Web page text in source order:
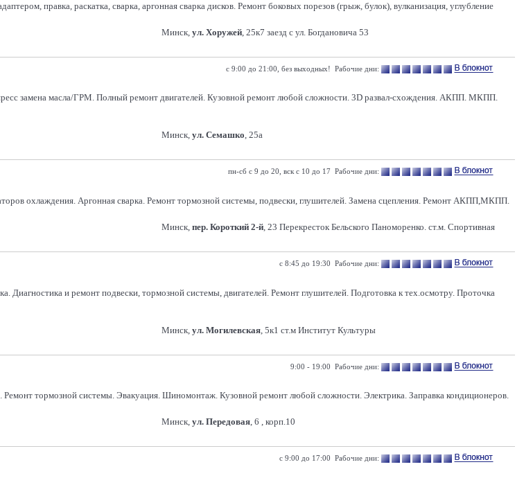
правка, раскатка, сварка, аргонная сварка дисков. Ремонт боковых порезов (грыж, булок), вулканизация, углубление
Минск, ул. Хоружей, 25к7 заезд с ул. Богдановича 53
с 9:00 до 21:00, без выходных! Рабочие дни:
замена масла/ГРМ. Полный ремонт двигателей. Кузовной ремонт любой сложности. 3D развал-схождения. АКПП. МКПП.
Минск, ул. Семашко, 25а
пн-сб с 9 до 20, вск с 10 до 17 Рабочие дни:
охлаждения. Аргонная сварка. Ремонт тормозной системы, подвески, глушителей. Замена сцепления. Ремонт АКПП,МКПП.
Минск, пер. Короткий 2-й, 23 Перекресток Бельского Паноморенко. ст.м. Спортивная
с 8:45 до 19:30 Рабочие дни:
Диагностика и ремонт подвески, тормозной системы, двигателей. Ремонт глушителей. Подготовка к тех.осмотру. Проточка
Минск, ул. Могилевская, 5к1 ст.м Институт Культуры
9:00 - 19:00 Рабочие дни:
тормозной системы. Эвакуация. Шиномонтаж. Кузовной ремонт любой сложности. Электрика. Заправка кондиционеров.
Минск, ул. Передовая, 6 , корп.10
с 9:00 до 17:00 Рабочие дни: